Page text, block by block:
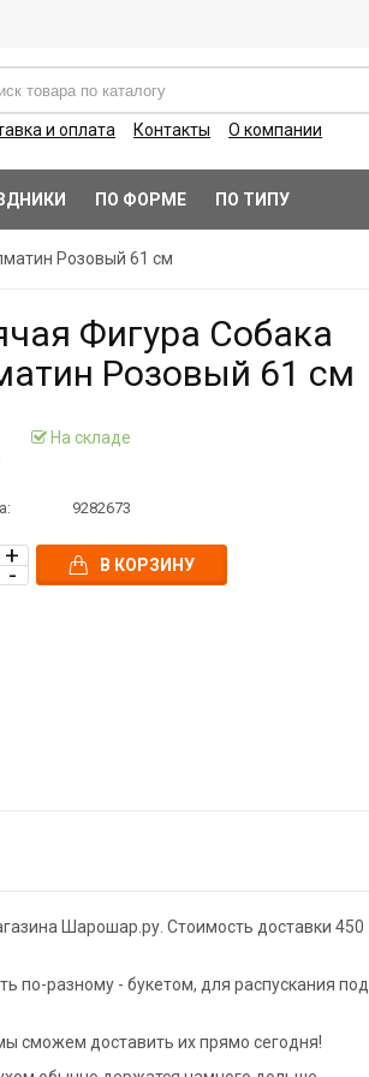
и оплата Контакты О компании
ПО ФОРМЕ ПО ТИПУ
Розовый 61 см
Фигура Собака
Розовый 61 см
На складе
9282673
В КОРЗИНУ
Шарошар.ру. Стоимость доставки 450
по-разному - букетом, для распускания под
сможем доставить их прямо сегодня!